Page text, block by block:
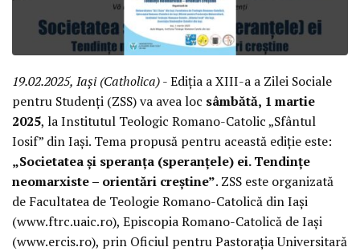
19.02.2025, Iași (Catholica)- Ediția a XIII-a a Zilei Sociale
pentru Studenți (ZSS) va avea loc sâmbătă, 1 martie
2025, la Institutul Teologic Romano-Catolic „Sfântul
Iosif” din Iași. Tema propusă pentru această ediție este:
„Societatea și speranța (speranțele) ei. Tendințe
neomarxiste – orientări creștine”. ZSS este organizată
de Facultatea de Teologie Romano-Catolică din Iași
(www.ftrc.uaic.ro), Episcopia Romano-Catolică de Iași
(www.ercis.ro), prin Oficiul pentru Pastorația Universitară